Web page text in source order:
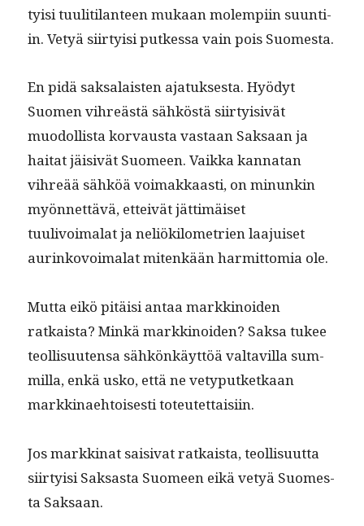
ty­isi tuuli­ti­lanteen mukaan molem­pi­in suun­ti­
in. Vetyä siir­ty­isi putkessa vain pois Suomesta.
En pidä sak­salais­ten ajatuk­ses­ta. Hyödyt
Suomen vihreästä sähköstä siir­ty­i­sivät
muodol­lista kor­vaus­ta vas­taan Sak­saan ja
hai­tat jäi­sivät Suomeen. Vaik­ka kan­natan
vihreää sähköä voimakkaasti, on min­unkin
myön­net­tävä, etteivät jät­timäiset
tuulivoimalat ja neliök­ilo­me­trien laa­juiset
aurinkovoimalat mitenkään har­mit­to­mia ole.
Mut­ta eikö pitäisi antaa markki­noiden
ratkaista? Minkä markki­noiden? Sak­sa tukee
teol­lisuuten­sa sähkönkäyt­töä val­tavil­la sum­
mil­la, enkä usko, että ne vety­putketkaan
markki­nae­htois­es­ti toteutettaisiin.
Jos markki­nat saisi­vat ratkaista, teol­lisu­ut­ta
siir­ty­isi Sak­sas­ta Suomeen eikä vetyä Suomes­
ta Saksaan.